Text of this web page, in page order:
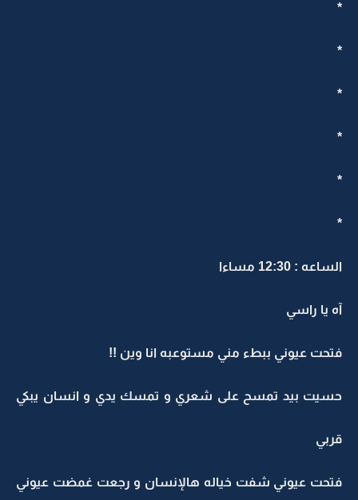
*
*
*
*
*
*
الساعه : 12:30 مساءا
آه يا راسي
فتحت عيوني ببطء مني مستوعبه انا وين !!
حسيت بيد تمسح على شعري و تمسك يدي و انسان يبكي
قربي
فتحت عيوني شفت خياله هالإنسان و رجعت غمضت عيوني